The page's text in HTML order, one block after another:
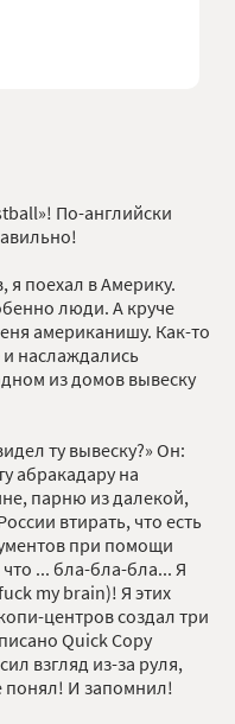
По-английски
я поехал в Америку.
люди. А круче
американишу. Как-то
и наслаждались
из домов вывеску
ту вывеску?» Он:
абракадару на
парню из далекой,
втирать, что есть
при помощи
... бла-бла-бла... Я
my brain)! Я этих
центров создал три
Quick Copy
взгляд из-за руля,
понял! И запомнил!